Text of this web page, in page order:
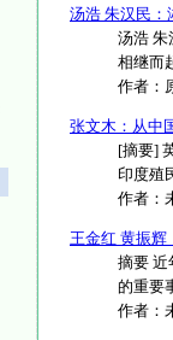
汤浩 朱汉民：
汤浩 朱
相继而
作者：
张文木：从中
[摘要]
印度殖
作者：
王金红 黄振辉
摘要 近
的重要
作者：